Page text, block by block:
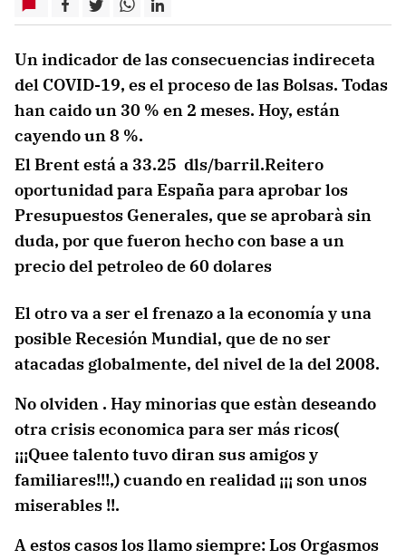
Un indicador de las consecuencias indireceta
del COVID-19, es el proceso de las Bolsas. Todas
han caido un 30 % en 2 meses. Hoy, están
cayendo un 8 %.
El Brent está a 33.25 dls/barril.Reitero
oportunidad para España para aprobar los
Presupuestos Generales, que se aprobarà sin
duda, por que fueron hecho con base a un
precio del petroleo de 60 dolares
El otro va a ser el frenazo a la economía y una
posible Recesión Mundial, que de no ser
atacadas globalmente, del nivel de la del 2008.
No olviden . Hay minorias que estàn deseando
otra crisis economica para ser más ricos(
¡¡¡Quee talento tuvo diran sus amigos y
familiares!!!,) cuando en realidad ¡¡¡ son unos
miserables !!.
A estos casos los llamo siempre: Los Orgasmos